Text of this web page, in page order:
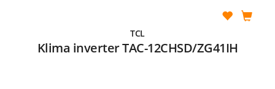
TCL
Klima inverter TAC-12CHSD/ZG41IH